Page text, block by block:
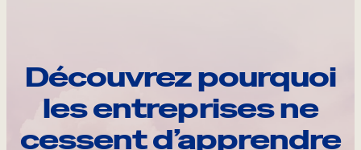
Découvrez pourquoi
les entreprises ne
cessent d’apprendre